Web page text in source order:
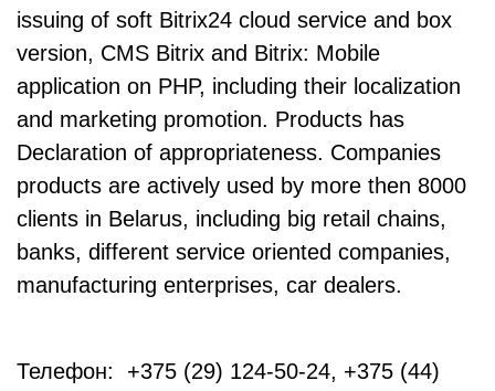
issuing of soft Bitrix24 cloud service and box
version, CMS Bitrix and Bitrix: Mobile
application on PHP, including their localization
and marketing promotion. Products has
Declaration of appropriateness. Companies
products are actively used by more then 8000
clients in Belarus, including big retail chains,
banks, different service oriented companies,
manufacturing enterprises, car dealers.
Телефон: +375 (29) 124-50-24, +375 (44)